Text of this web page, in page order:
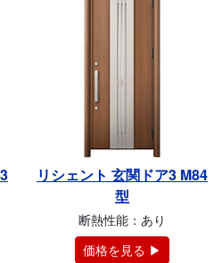
リシェント 玄関ドア3 M84
型
断熱性能：あり
価格を見る ▶